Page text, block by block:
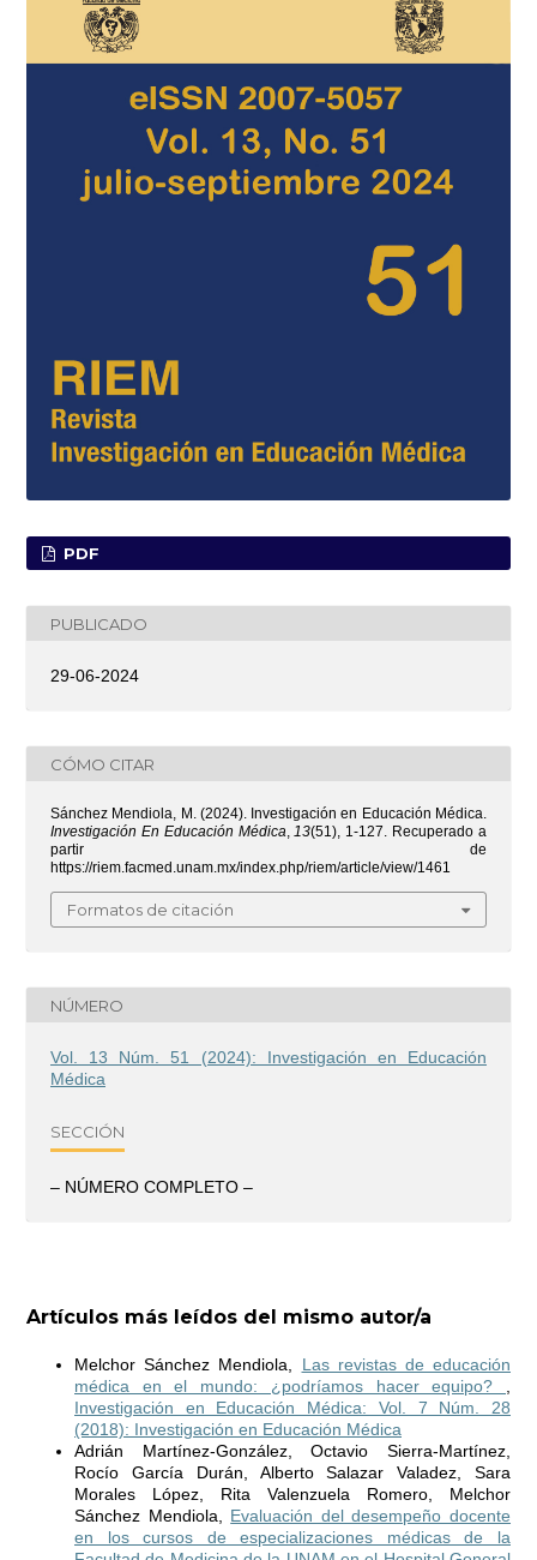
PDF
PUBLICADO
29-06-2024
CÓMO CITAR
Sánchez Mendiola, M. (2024). Investigación en Educación Médica.
Investigación En Educación Médica,13(51), 1-127. Recuperado a
partir de
https://riem.facmed.unam.mx/index.php/riem/article/view/1461
Formatos de citación
NÚMERO
Vol. 13 Núm. 51 (2024): Investigación en Educación
Médica
SECCIÓN
– NÚMERO COMPLETO –
Artículos más leídos del mismo autor/a
Melchor Sánchez Mendiola, Las revistas de educación
médica en el mundo: ¿podríamos hacer equipo? ,
Investigación en Educación Médica: Vol. 7 Núm. 28
(2018): Investigación en Educación Médica
Adrián Martínez-González, Octavio Sierra-Martínez,
Rocío García Durán, Alberto Salazar Valadez, Sara
Morales López, Rita Valenzuela Romero, Melchor
Sánchez Mendiola, Evaluación del desempeño docente
en los cursos de especializaciones médicas de la